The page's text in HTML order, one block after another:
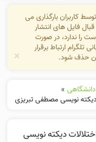
کاربران بارگذاری می
فایل های انتشار
را ندارد، در صورت
تلگرام ارتباط برقرار
حذف شود.
×
»
نویسی مصطفی تبریزی
دیکته نویسی